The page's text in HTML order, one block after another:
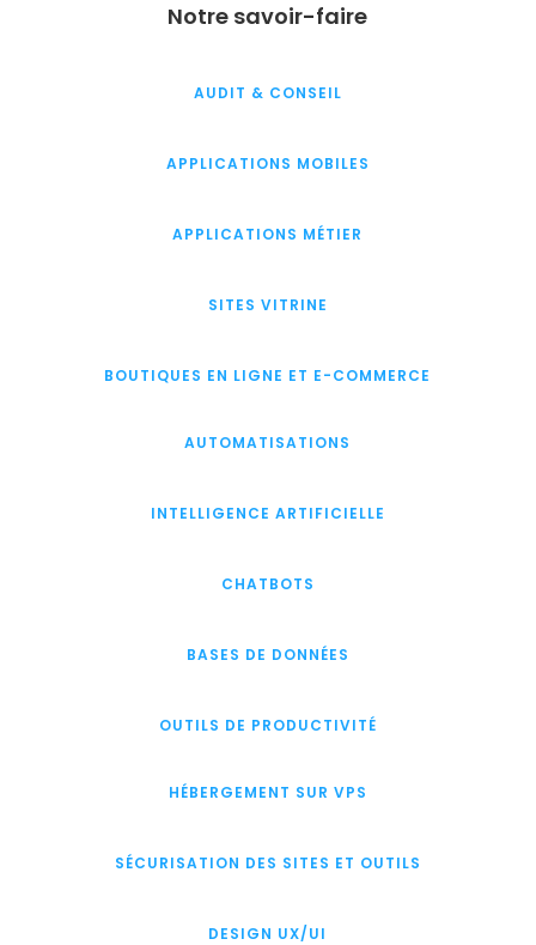
Notre savoir-faire
AUDIT & CONSEIL
APPLICATIONS MOBILES
APPLICATIONS MÉTIER
SITES VITRINE
BOUTIQUES EN LIGNE ET E-COMMERCE
AUTOMATISATIONS
INTELLIGENCE ARTIFICIELLE
CHATBOTS
BASES DE DONNÉES
OUTILS DE PRODUCTIVITÉ
HÉBERGEMENT SUR VPS
SÉCURISATION DES SITES ET OUTILS
DESIGN UX/UI